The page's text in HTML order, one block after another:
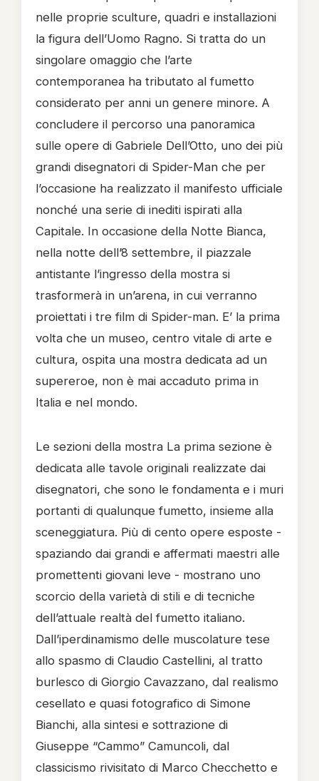
nelle proprie sculture, quadri e installazioni
la figura dell’Uomo Ragno. Si tratta do un
singolare omaggio che l’arte
contemporanea ha tributato al fumetto
considerato per anni un genere minore. A
concludere il percorso una panoramica
sulle opere di Gabriele Dell’Otto, uno dei più
grandi disegnatori di Spider-Man che per
l’occasione ha realizzato il manifesto ufficiale
nonché una serie di inediti ispirati alla
Capitale. In occasione della Notte Bianca,
nella notte dell’8 settembre, il piazzale
antistante l’ingresso della mostra si
trasformerà in un’arena, in cui verranno
proiettati i tre film di Spider-man. E’ la prima
volta che un museo, centro vitale di arte e
cultura, ospita una mostra dedicata ad un
supereroe, non è mai accaduto prima in
Italia e nel mondo.
Le sezioni della mostra La prima sezione è
dedicata alle tavole originali realizzate dai
disegnatori, che sono le fondamenta e i muri
portanti di qualunque fumetto, insieme alla
sceneggiatura. Più di cento opere esposte -
spaziando dai grandi e affermati maestri alle
promettenti giovani leve - mostrano uno
scorcio della varietà di stili e di tecniche
dell’attuale realtà del fumetto italiano.
Dall’iperdinamismo delle muscolature tese
allo spasmo di Claudio Castellini, al tratto
burlesco di Giorgio Cavazzano, dal realismo
cesellato e quasi fotografico di Simone
Bianchi, alla sintesi e sottrazione di
Giuseppe “Cammo” Camuncoli, dal
classicismo rivisitato di Marco Checchetto e